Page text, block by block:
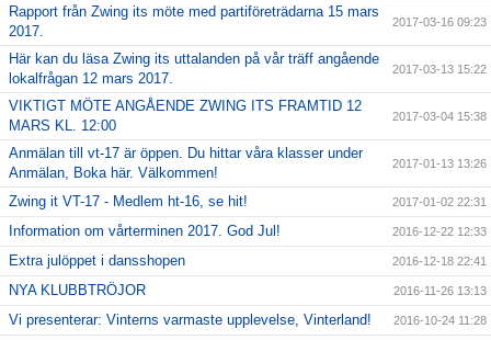
Rapport från Zwing its möte med partiföreträdarna 15 mars
2017.
2017-03-16 09:23
Här kan du läsa Zwing its uttalanden på vår träff angående
lokalfrågan 12 mars 2017.
2017-03-13 15:22
VIKTIGT MÖTE ANGÅENDE ZWING ITS FRAMTID 12
MARS KL. 12:00
2017-03-04 15:38
Anmälan till vt-17 är öppen. Du hittar våra klasser under
Anmälan, Boka här. Välkommen!
2017-01-13 13:26
Zwing it VT-17 - Medlem ht-16, se hit! 2017-01-02 22:31
Information om vårterminen 2017. God Jul! 2016-12-22 12:33
Extra julöppet i dansshopen 2016-12-18 22:41
NYA KLUBBTRÖJOR 2016-11-26 13:13
Vi presenterar: Vinterns varmaste upplevelse, Vinterland! 2016-10-24 11:28